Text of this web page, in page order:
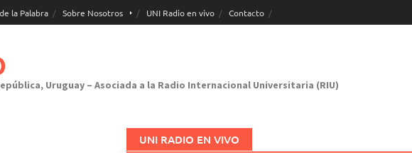
la Palabra Sobre Nosotros UNI Radio en vivo Contacto
Uruguay – Asociada a la Radio Internacional Universitaria (RIU)
UNI RADIO EN VIVO